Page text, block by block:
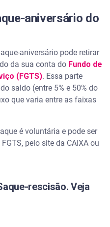
pessoais
aniversário
aniversário
o saque-aniversário do
do FGTS com o
saque-aniversário do
aniversário do
aniversário pode retirar
da sua conta do Fundo de
(FGTS). Essa parte
saldo (entre 5% e 50% do
que varia entre as faixas
é voluntária e pode ser
pelo site da CAIXA ou
rescisão. Veja